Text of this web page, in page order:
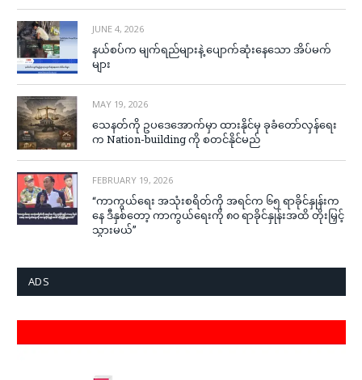
JUNE 4, 2026
နယ်စပ်က မျက်ရည်များနဲ့ ပျောက်ဆုံးနေသော အိပ်မက်
များ
MAY 19, 2026
သေနတ်ကို ဥပဒေအောက်မှာ ထားနိုင်မှ ခုခံတော်လှန်ရေး
က Nation-building ကို စတင်နိုင်မည်
FEBRUARY 19, 2026
“ကာကွယ်ရေး အသုံးစရိတ်ကို အရင်က ၆၅ ရာခိုင်နှုန်းက
နေ ဒီနှစ်တော့ ကာကွယ်ရေးကို ၈၀ ရာခိုင်နှုန်းအထိ တိုးမြှင့်
သွားမယ်”
ADS